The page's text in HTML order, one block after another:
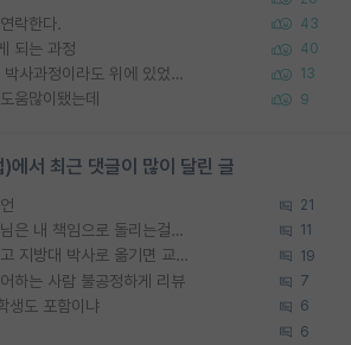
락한다. 43
되는 과정 40
진짜 제발 적당히 똑똑한 박사과정이라도 위에 있었으면.. 13
움많이됐는데 9
에서 최근 댓글이 많이 달린 글
21
왜 후배가 못하는걸 교수님은 내 책임으로 돌리는걸까요? 11
SSH 박사과정을 그만두고 지방대 박사로 옮기면 교수의 꿈은 끝일까요? 19
하는 사람 불공정하게 리뷰 7
생도 포함이냐 6
6